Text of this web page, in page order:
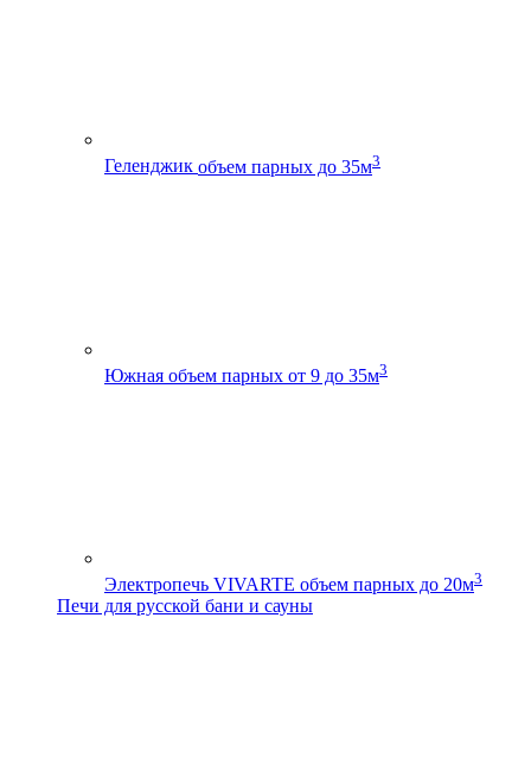
Геленджик объем парных до 35м3
Южная объем парных от 9 до 35м3
Электропечь VIVARTE объем парных до 20м3
Печи для русской бани и сауны